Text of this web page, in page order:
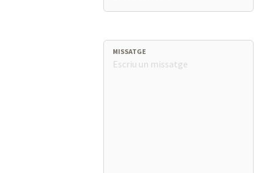
MISSATGE